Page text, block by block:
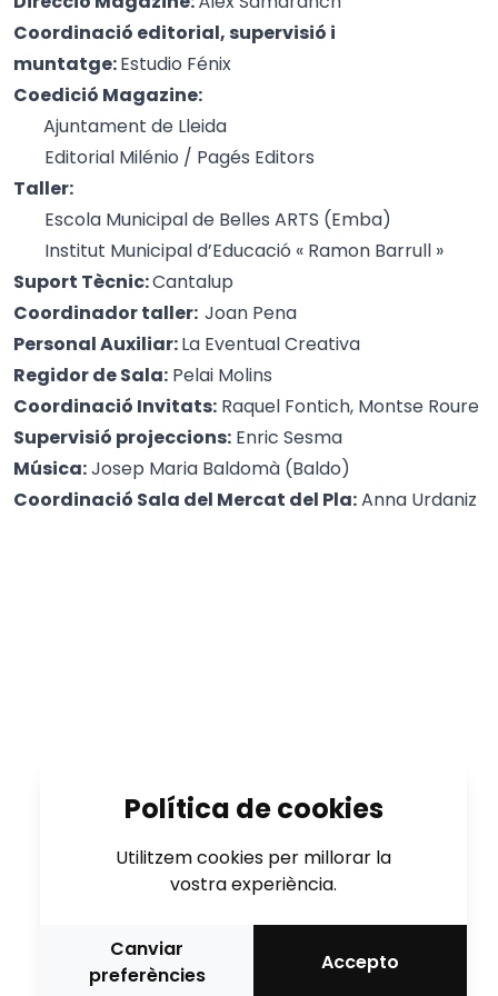
Coordinació editorial, supervisió i
muntatge:Estudio Fénix
Coedició Magazine:
Ajuntament de Lleida
Editorial Milénio / Pagés Editors
Taller:
Escola Municipal de Belles ARTS (Emba)
Institut Municipal d’Educació « Ramon Barrull »
Suport Tècnic:Cantalup
Coordinador taller: Joan Pena
Personal Auxiliar:La Eventual Creativa
Regidor de Sala: Pelai Molins
Coordinació Invitats: Raquel Fontich, Montse Roure
Supervisió projeccions: Enric Sesma
Música:Josep Maria Baldomà (Baldo)
Coordinació Sala del Mercat del Pla:Anna Urdaniz
Política de cookies
Utilitzem cookies per millorar la
vostra experiència.
Canviar
preferències
Accepto